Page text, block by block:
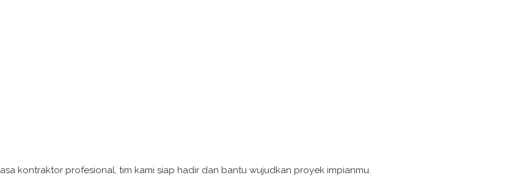
kontraktor profesional, tim kami siap hadir dan bantu wujudkan proyek impianmu.